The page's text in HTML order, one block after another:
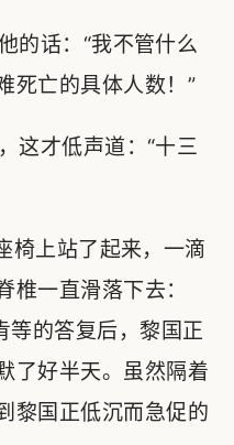
的话：“我不管什么
死亡的具体人数！”
这才低声道：“十三
椅上站了起来，一滴
椎一直滑落下去：
等的答复后，黎国正
了好半天。虽然隔着
黎国正低沉而急促的